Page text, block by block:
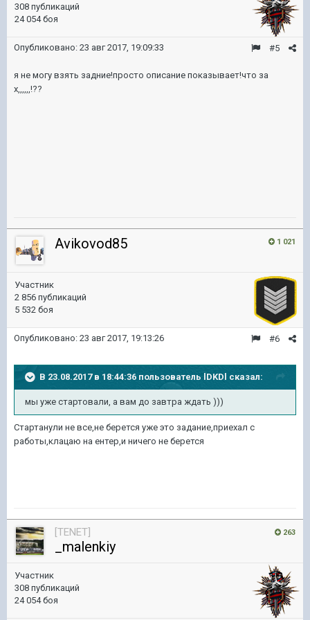
308 публикаций
24 054 боя
#5
Опубликовано: 23 авг 2017, 19:09:33
я не могу взять задние!просто описание показывает!что за
х,,,,,,!??
1 021
Avikovod85
Участник
2 856 публикаций
5 532 боя
#6
Опубликовано: 23 авг 2017, 19:13:26
В 23.08.2017 в 18:44:36 пользователь lDKDl сказал:
мы уже стартовали, а вам до завтра ждать )))
Стартанули не все,не берется уже это задание,приехал с
работы,клацаю на ентер,и ничего не берется
263
[TENET]
_malenkiy
Участник
308 публикаций
24 054 боя